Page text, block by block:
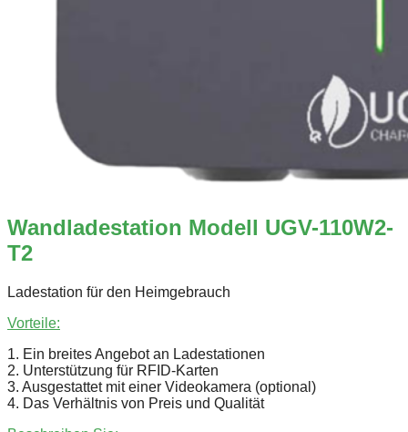
Wandladestation Modell UGV-110W2-
T2
Ladestation für den Heimgebrauch
Vorteile:
1. Ein breites Angebot an Ladestationen
2. Unterstützung für RFID-Karten
3. Ausgestattet mit einer Videokamera (optional)
4. Das Verhältnis von Preis und Qualität